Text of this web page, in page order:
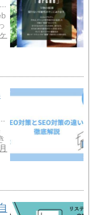
https://quickly.co.jp/knowledge_blog/2024/03/2024/03/19/5941/